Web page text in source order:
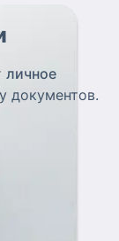
личное
документов.